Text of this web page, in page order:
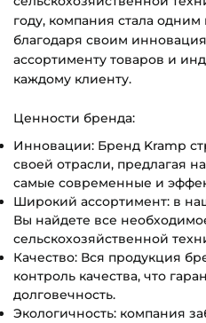
году, компания стала
благодаря своим
ассортименту товаров и
каждому клиенту.
Ценности бренда:
Инновации: Бренд Kramp
своей отрасли, предлагая
самые современные и
Широкий ассортимент: в
Вы найдете все
сельскохозяйственной
Качество: Вся продукция
контроль качества, что
долговечность.
Экологичность: компания